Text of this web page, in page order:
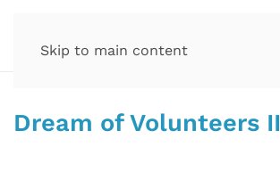
Skip to main content
Dream of Volunteers II